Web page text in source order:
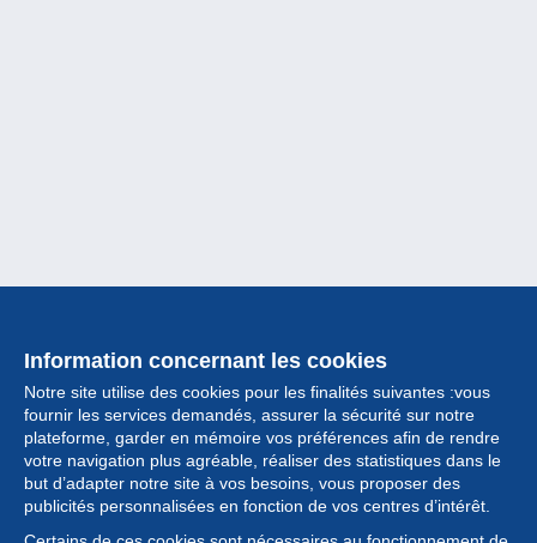
Information concernant les cookies
Notre site utilise des cookies pour les finalités suivantes :vous
fournir les services demandés, assurer la sécurité sur notre
plateforme, garder en mémoire vos préférences afin de rendre
votre navigation plus agréable, réaliser des statistiques dans le
but d’adapter notre site à vos besoins, vous proposer des
publicités personnalisées en fonction de vos centres d’intérêt.
Collection